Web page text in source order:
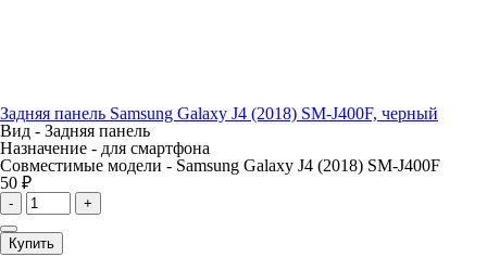
Задняя панель Samsung Galaxy J4 (2018) SM-J400F, черный
Вид - Задняя панель
Назначение - для смартфона
Совместимые модели - Samsung Galaxy J4 (2018) SM-J400F
50 ₽
- +
Купить